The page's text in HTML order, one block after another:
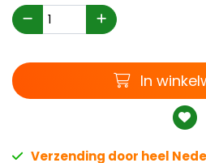
In
Verzending door heel